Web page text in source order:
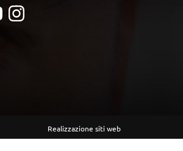
Realizzazione siti web